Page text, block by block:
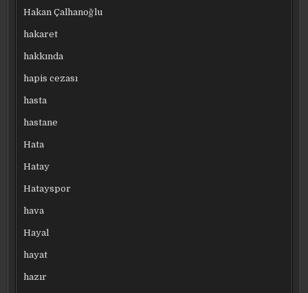
Hakan Çalhanoğlu
hakaret
hakkında
hapis cezası
hasta
hastane
Hata
Hatay
Hatayspor
hava
Hayal
hayat
hazır